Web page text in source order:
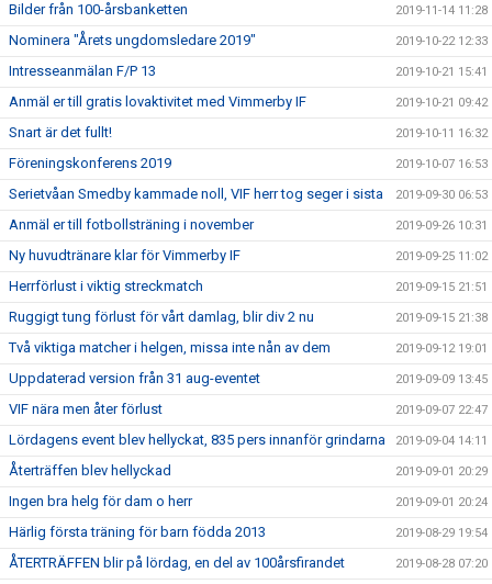
Bilder från 100-årsbanketten 2019-11-14 11:28
Nominera "Årets ungdomsledare 2019" 2019-10-22 12:33
Intresseanmälan F/P 13 2019-10-21 15:41
Anmäl er till gratis lovaktivitet med Vimmerby IF 2019-10-21 09:42
Snart är det fullt! 2019-10-11 16:32
Föreningskonferens 2019 2019-10-07 16:53
Serietvåan Smedby kammade noll, VIF herr tog seger i sista 2019-09-30 06:53
Anmäl er till fotbollsträning i november 2019-09-26 10:31
Ny huvudtränare klar för Vimmerby IF 2019-09-25 11:02
Herrförlust i viktig streckmatch 2019-09-15 21:51
Ruggigt tung förlust för vårt damlag, blir div 2 nu 2019-09-15 21:38
Två viktiga matcher i helgen, missa inte nån av dem 2019-09-12 19:01
Uppdaterad version från 31 aug-eventet 2019-09-09 13:45
VIF nära men åter förlust 2019-09-07 22:47
Lördagens event blev hellyckat, 835 pers innanför grindarna 2019-09-04 14:11
Återträffen blev hellyckad 2019-09-01 20:29
Ingen bra helg för dam o herr 2019-09-01 20:24
Härlig första träning för barn födda 2013 2019-08-29 19:54
ÅTERTRÄFFEN blir på lördag, en del av 100årsfirandet 2019-08-28 07:20